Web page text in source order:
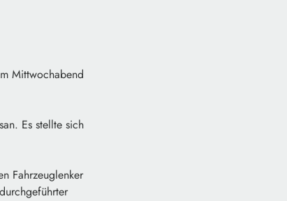
Mittwochabend
Es stellte sich
Fahrzeuglenker